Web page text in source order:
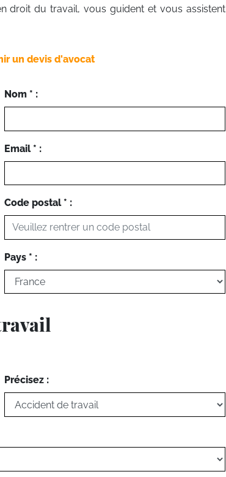
droit du travail, vous guident et vous assistent
un devis d'avocat
Nom * :
Email * :
Code postal * :
Pays * :
Précisez :